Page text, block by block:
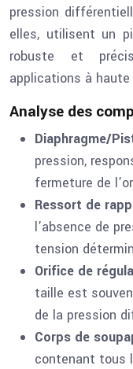
pression
elles, utilisent un
robuste et
applications à haute
Analyse des
Diaphragme/
pression,
fermeture de
Ressort de
l’absence de
tension
Orifice de
taille est
de la pression
Corps de
contenant tous